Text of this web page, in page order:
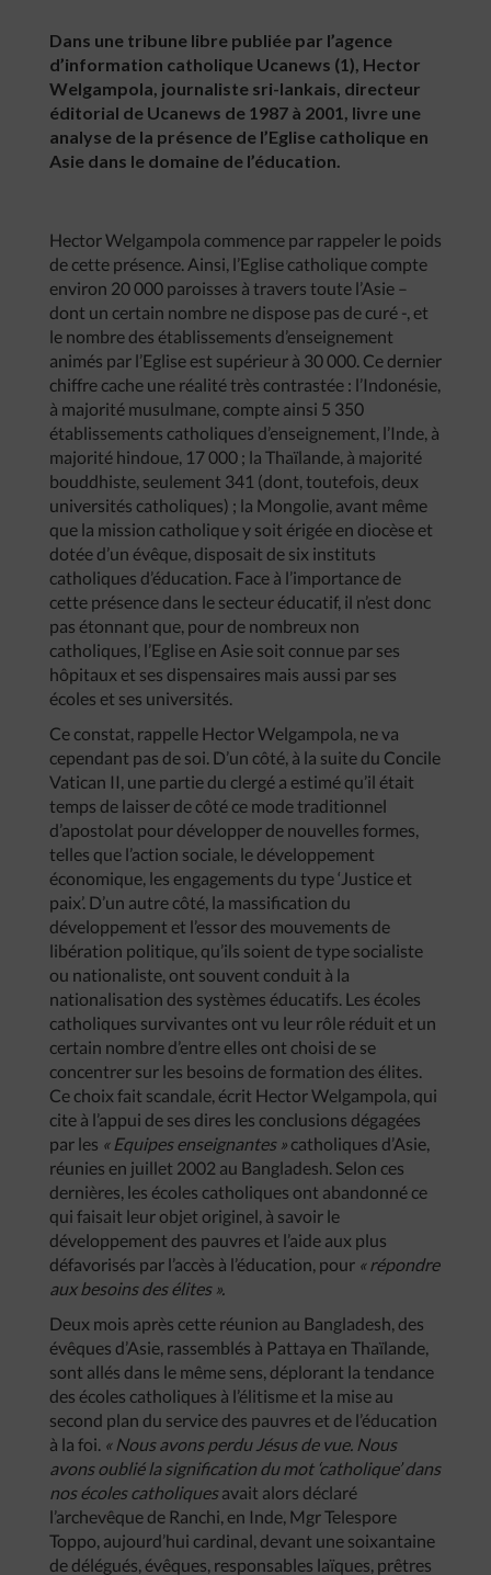
Dans une tribune libre publiée par l’agence
d’information catholique Ucanews (1), Hector
Welgampola, journaliste sri-lankais, directeur
éditorial de Ucanews de 1987 à 2001, livre une
analyse de la présence de l’Eglise catholique en
Asie dans le domaine de l’éducation.
Hector Welgampola commence par rappeler le poids
de cette présence. Ainsi, l’Eglise catholique compte
environ 20 000 paroisses à travers toute l’Asie –
dont un certain nombre ne dispose pas de curé -, et
le nombre des établissements d’enseignement
animés par l’Eglise est supérieur à 30 000. Ce dernier
chiffre cache une réalité très contrastée : l’Indonésie,
à majorité musulmane, compte ainsi 5 350
établissements catholiques d’enseignement, l’Inde, à
majorité hindoue, 17 000 ; la Thaïlande, à majorité
bouddhiste, seulement 341 (dont, toutefois, deux
universités catholiques) ; la Mongolie, avant même
que la mission catholique y soit érigée en diocèse et
dotée d’un évêque, disposait de six instituts
catholiques d’éducation. Face à l’importance de
cette présence dans le secteur éducatif, il n’est donc
pas étonnant que, pour de nombreux non
catholiques, l’Eglise en Asie soit connue par ses
hôpitaux et ses dispensaires mais aussi par ses
écoles et ses universités.
Ce constat, rappelle Hector Welgampola, ne va
cependant pas de soi. D’un côté, à la suite du Concile
Vatican II, une partie du clergé a estimé qu’il était
temps de laisser de côté ce mode traditionnel
d’apostolat pour développer de nouvelles formes,
telles que l’action sociale, le développement
économique, les engagements du type ‘Justice et
paix’. D’un autre côté, la massification du
développement et l’essor des mouvements de
libération politique, qu’ils soient de type socialiste
ou nationaliste, ont souvent conduit à la
nationalisation des systèmes éducatifs. Les écoles
catholiques survivantes ont vu leur rôle réduit et un
certain nombre d’entre elles ont choisi de se
concentrer sur les besoins de formation des élites.
Ce choix fait scandale, écrit Hector Welgampola, qui
cite à l’appui de ses dires les conclusions dégagées
par les « Equipes enseignantes » catholiques d’Asie,
réunies en juillet 2002 au Bangladesh. Selon ces
dernières, les écoles catholiques ont abandonné ce
qui faisait leur objet originel, à savoir le
développement des pauvres et l’aide aux plus
défavorisés par l’accès à l’éducation, pour « répondre
aux besoins des élites ».
Deux mois après cette réunion au Bangladesh, des
évêques d’Asie, rassemblés à Pattaya en Thaïlande,
sont allés dans le même sens, déplorant la tendance
des écoles catholiques à l’élitisme et la mise au
second plan du service des pauvres et de l’éducation
à la foi. « Nous avons perdu Jésus de vue. Nous
avons oublié la signification du mot ‘catholique’ dans
nos écoles catholiquesavait alors déclaré
l’archevêque de Ranchi, en Inde, Mgr Telespore
Toppo, aujourd’hui cardinal, devant une soixantaine
de délégués, évêques, responsables laïques, prêtres